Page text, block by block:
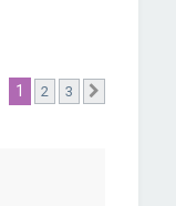
1 2 3